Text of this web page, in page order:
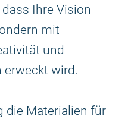
Ihre Vision
mit
und
erweckt wird.
die Materialien für